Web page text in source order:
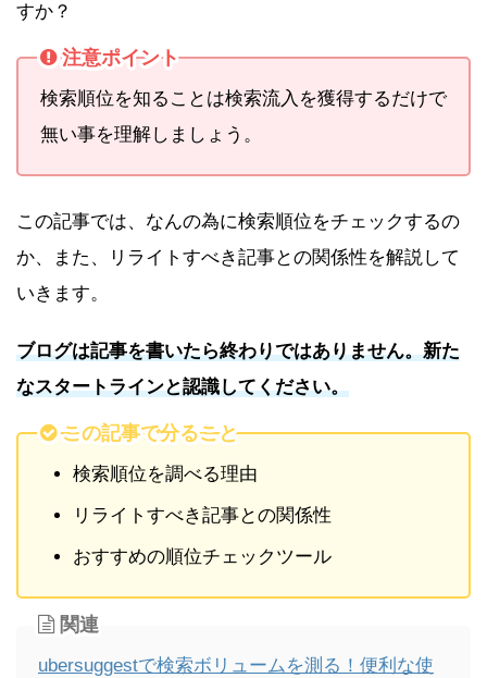
すか？
注意ポイント
検索順位を知ることは検索流入を獲得するだけで
無い事を理解しましょう。
この記事では、なんの為に検索順位をチェックするの
か、また、リライトすべき記事との関係性を解説して
いきます。
ブログは記事を書いたら終わりではありません。新た
なスタートラインと認識してください。
この記事で分ること
検索順位を調べる理由
リライトすべき記事との関係性
おすすめの順位チェックツール
関連
ubersuggestで検索ボリュームを測る！便利な使